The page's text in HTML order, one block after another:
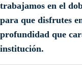
trabajamos en el
para que disfrutes
profundidad que
institución.